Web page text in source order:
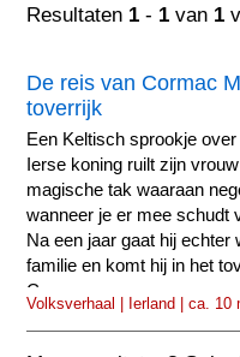
Resultaten 1 - 1 van 1
De reis van Cormac
toverrijk
Een Keltisch sprookje
Ierse koning ruilt zijn
magische tak waaraan
wanneer je er mee schudt
Na een jaar gaat hij echter
familie en komt hij in het
Cormac...
Volksverhaal | Ierland | ca. 10